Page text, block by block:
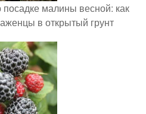
малины весной: как
в открытый грунт